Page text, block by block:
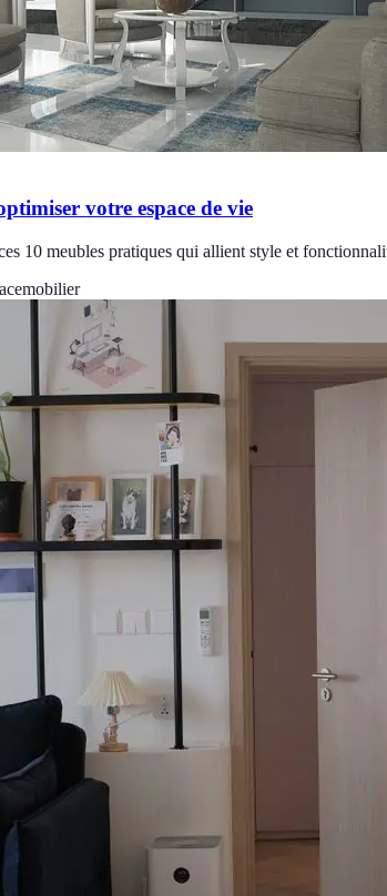
votre espace de vie
10 meubles pratiques qui allient style et
mobilier